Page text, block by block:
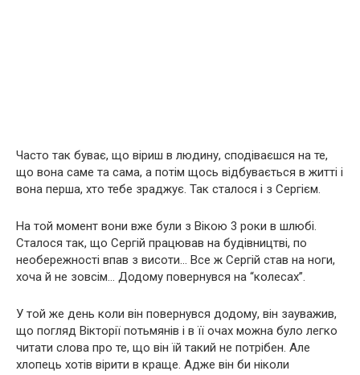
Часто так буває, що віриш в людину, сподіваєшся на те,
що вона саме та сама, а потім щось відбувається в житті і
вона перша, хто тебе зраджує. Так сталося і з Сергієм.
На той момент вони вже були з Вікою 3 роки в шлюбі.
Сталося так, що Сергій працював на будівництві, по
необережності впав з висоти… Все ж Сергій став на ноги,
хоча й не зовсім… Додому повернувся на “колесах”.
У той же день коли він повернувся додому, він зауважив,
що погляд Вікторії потьмянів і в її очах можна було легко
читати слова про те, що він їй такий не потрібен. Але
хлопець хотів вірити в краще. Адже він би ніколи